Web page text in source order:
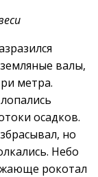
валы,
метра.
осадков.
но
Небо
рокотал